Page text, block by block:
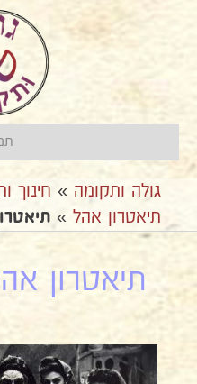
גולה ותקומה » חינוך
תיאטרון אהל »
תיאטרון אהל